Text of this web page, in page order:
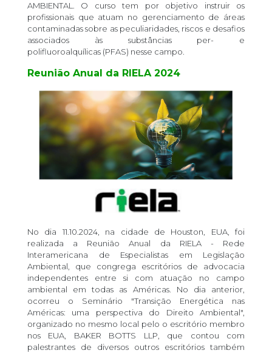
AMBIENTAL. O curso tem por objetivo instruir os
profissionais que atuam no gerenciamento de áreas
contaminadas sobre as peculiaridades, riscos e desafios
associados às substâncias per- e
polifluoroalquílicas (PFAS) nesse campo.
Reunião Anual da RIELA 2024
No dia 11.10.2024, na cidade de Houston, EUA, foi
realizada a Reunião Anual da RIELA - Rede
Interamericana de Especialistas em Legislação
Ambiental, que congrega escritórios de advocacia
independentes entre si com atuação no campo
ambiental em todas as Américas. No dia anterior,
ocorreu o Seminário "Transição Energética nas
Américas: uma perspectiva do Direito Ambiental",
organizado no mesmo local pelo o escritório membro
nos EUA, BAKER BOTTS LLP, que contou com
palestrantes de diversos outros escritórios também